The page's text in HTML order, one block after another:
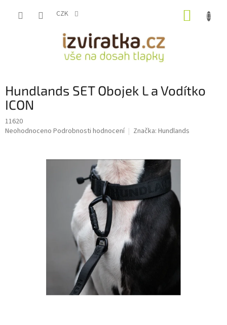
CZK
Hundlands SET Obojek L a Vodítko
ICON
11620
Průměrné
Neohodnoceno Podrobnosti hodnocení Značka: Hundlands